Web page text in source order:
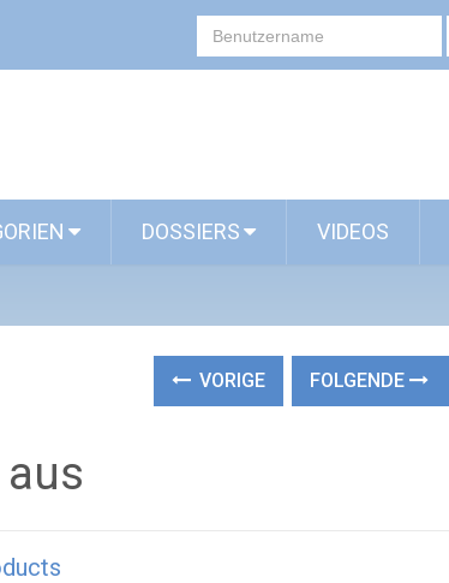
DOSSIERS VIDEOS
VORIGE FOLGENDE